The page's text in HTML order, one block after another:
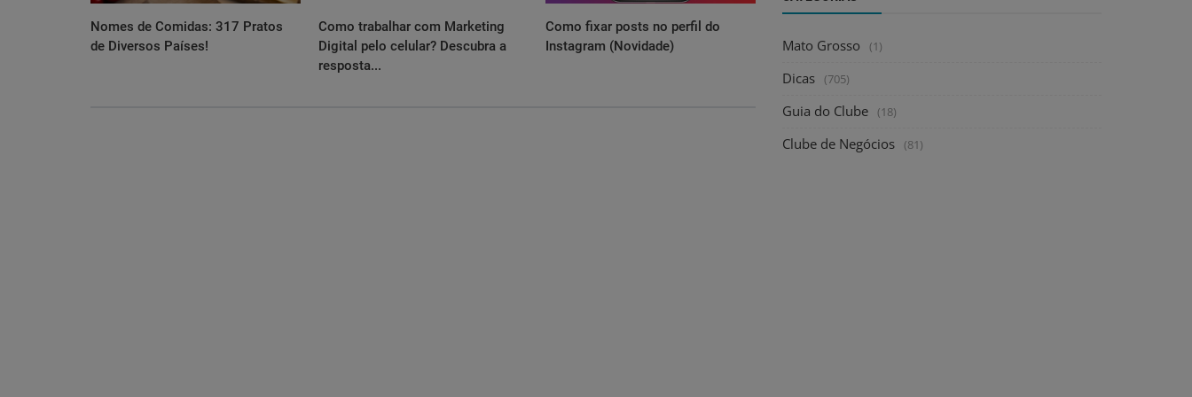
Nomes de Comidas: 317 Pratos
de Diversos Países!
Como trabalhar com Marketing
Digital pelo celular? Descubra a
resposta...
Como fixar posts no perfil do
Instagram (Novidade)
Mato Grosso (1)
Dicas (705)
Guia do Clube (18)
Clube de Negócios (81)